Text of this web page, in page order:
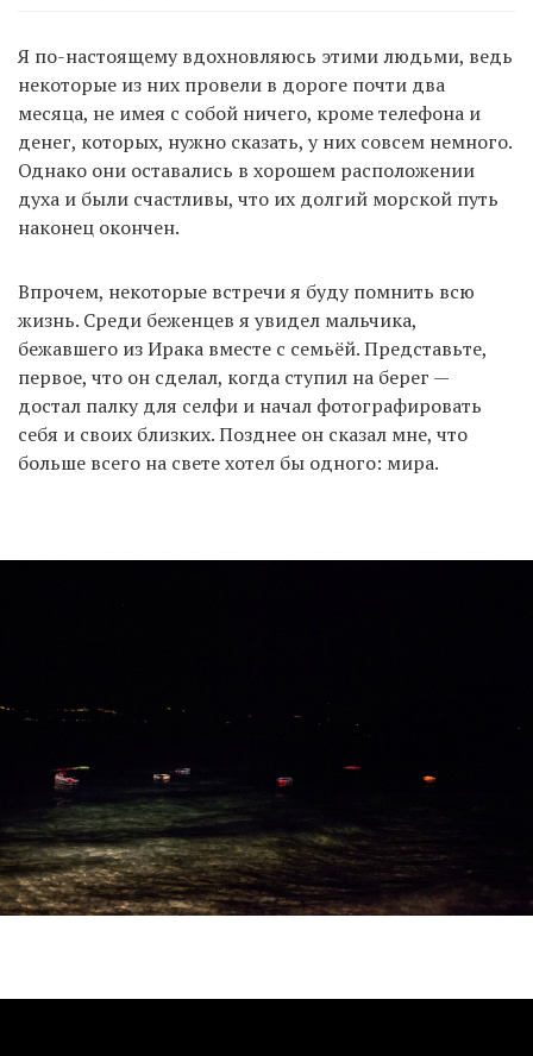
Я по-настоящему вдохновляюсь этими людьми, ведь
некоторые из них провели в дороге почти два
месяца, не имея с собой ничего, кроме телефона и
денег, которых, нужно сказать, у них совсем немного.
Однако они оставались в хорошем расположении
духа и были счастливы, что их долгий морской путь
наконец окончен.
Впрочем, некоторые встречи я буду помнить всю
жизнь. Среди беженцев я увидел мальчика,
бежавшего из Ирака вместе с семьёй. Представьте,
первое, что он сделал, когда ступил на берег —
достал палку для селфи и начал фотографировать
себя и своих близких. Позднее он сказал мне, что
больше всего на свете хотел бы одного: мира.